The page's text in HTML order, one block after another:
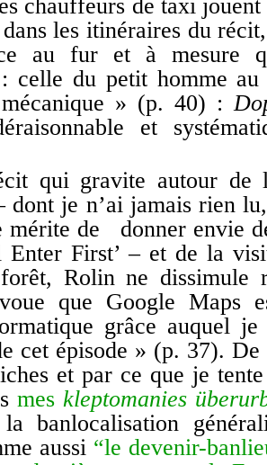
chauffeurs de taxi
dans les itinéraires du
au fur et à mesure
: celle du petit homme
» (p. 40) :
et
qui gravite autour de
dont je n’ai jamais rien
mérite de donner envie
Enter First’ – et de la
Rolin ne dissimule
que Google Maps
grâce auquel
cet épisode » (p. 37).
et par ce que je
mes kleptomanies
banlocalisation
aussi “le devenir-